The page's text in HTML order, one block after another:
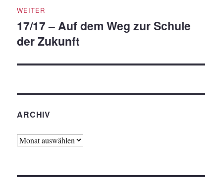
WEITER
Nächster
Beitrag:
17/17 – Auf dem Weg zur Schule
der Zukunft
ARCHIV
Archiv